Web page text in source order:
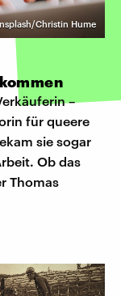
Christin Hume
–
für queere
sie sogar
Ob das
Thomas